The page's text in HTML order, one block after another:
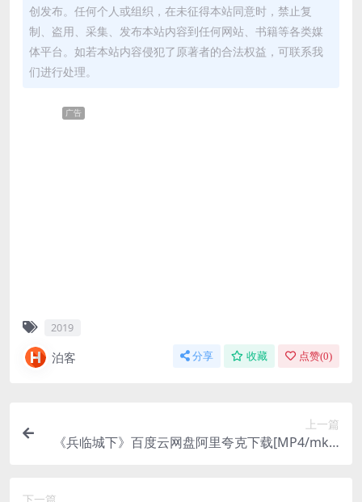
创发布。任何个人或组织，在未征得本站同意时，禁止复
制、盗用、采集、发布本站内容到任何网站、书籍等各类媒
体平台。如若本站内容侵犯了原著者的合法权益，可联系我
们进行处理。
广告
2019
泊客 分享 收藏 点赞(0)
上一篇
《兵临城下》百度云网盘阿里夸克下载[MP4/mkv]
下一篇